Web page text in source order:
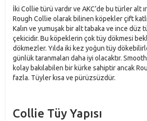
İki Collie türü vardır ve AKC’de bu türler alt
Rough Collie olarak bilinen köpekler çift
Kalın ve yumuşak bir alt tabaka ve ince düz
çekicidir. Bu köpeklerin çok tüy dökmesi
dökmezler. Yılda iki kez yoğun tüy
günlük taranmaları daha iyi olacaktır.
kolay bakılabilen bir kürke sahiptir ancak
fazla. Tüyler kısa ve pürüzsüzdür.
Collie Tüy Yapısı